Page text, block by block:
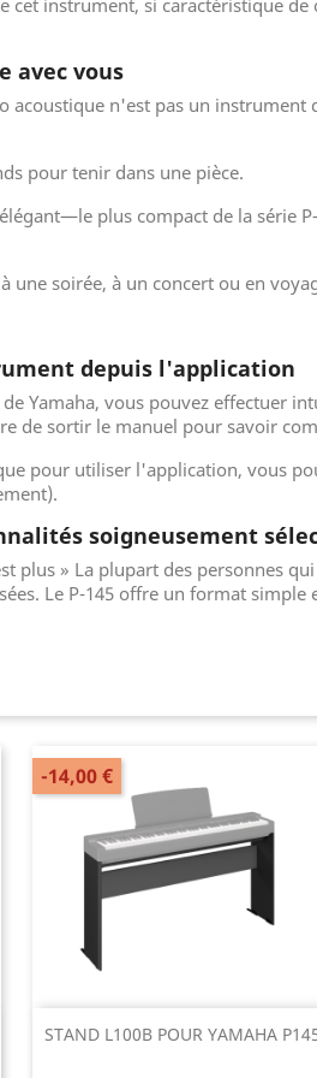
instrument, si caractéristique
avec vous
acoustique n'est pas un
pour tenir dans une pièce.
plus compact de la série
soirée, à un concert ou en
depuis l'application
Yamaha, vous pouvez effectuer
de sortir le manuel pour savoir
pour utiliser l'application, vous
soigneusement
plus » La plupart des personnes
Le P-145 offre un format
STAND L100B POUR YAMAHA
-14,00 €
Aperçu rapide